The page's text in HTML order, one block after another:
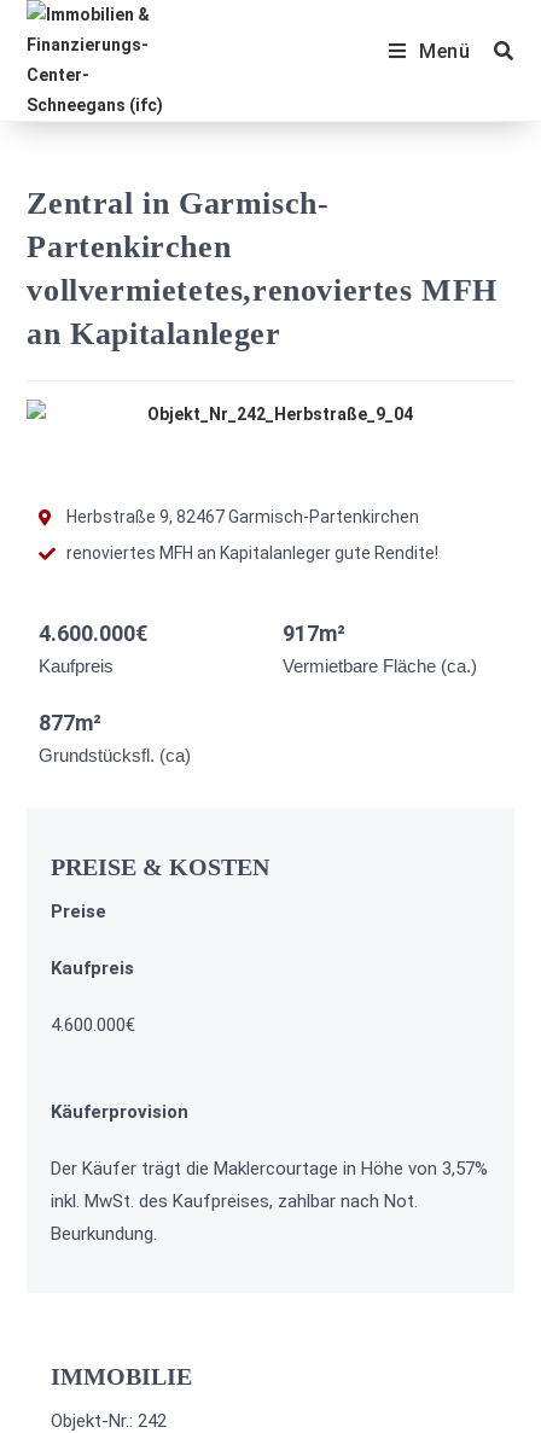
Menü
Zentral in Garmisch-
Partenkirchen
vollvermietetes,renoviertes MFH
an Kapitalanleger
Herbstraße 9, 82467 Garmisch-Partenkirchen
renoviertes MFH an Kapitalanleger gute Rendite!
4.600.000€
Kaufpreis
917m²
Vermietbare Fläche (ca.)
877m²
Grundstücksfl. (ca)
PREISE & KOSTEN
Preise
Kaufpreis
4.600.000€
Käuferprovision
Der Käufer trägt die Maklercourtage in Höhe von 3,57%
inkl. MwSt. des Kaufpreises, zahlbar nach Not.
Beurkundung.
IMMOBILIE
Objekt-Nr.: 242